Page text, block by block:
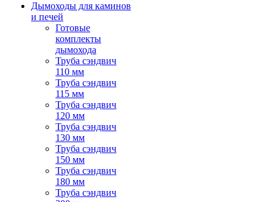
Дымоходы для каминов
и печей
Готовые
комплекты
дымохода
Труба сэндвич
110 мм
Труба сэндвич
115 мм
Труба сэндвич
120 мм
Труба сэндвич
130 мм
Труба сэндвич
150 мм
Труба сэндвич
180 мм
Труба сэндвич